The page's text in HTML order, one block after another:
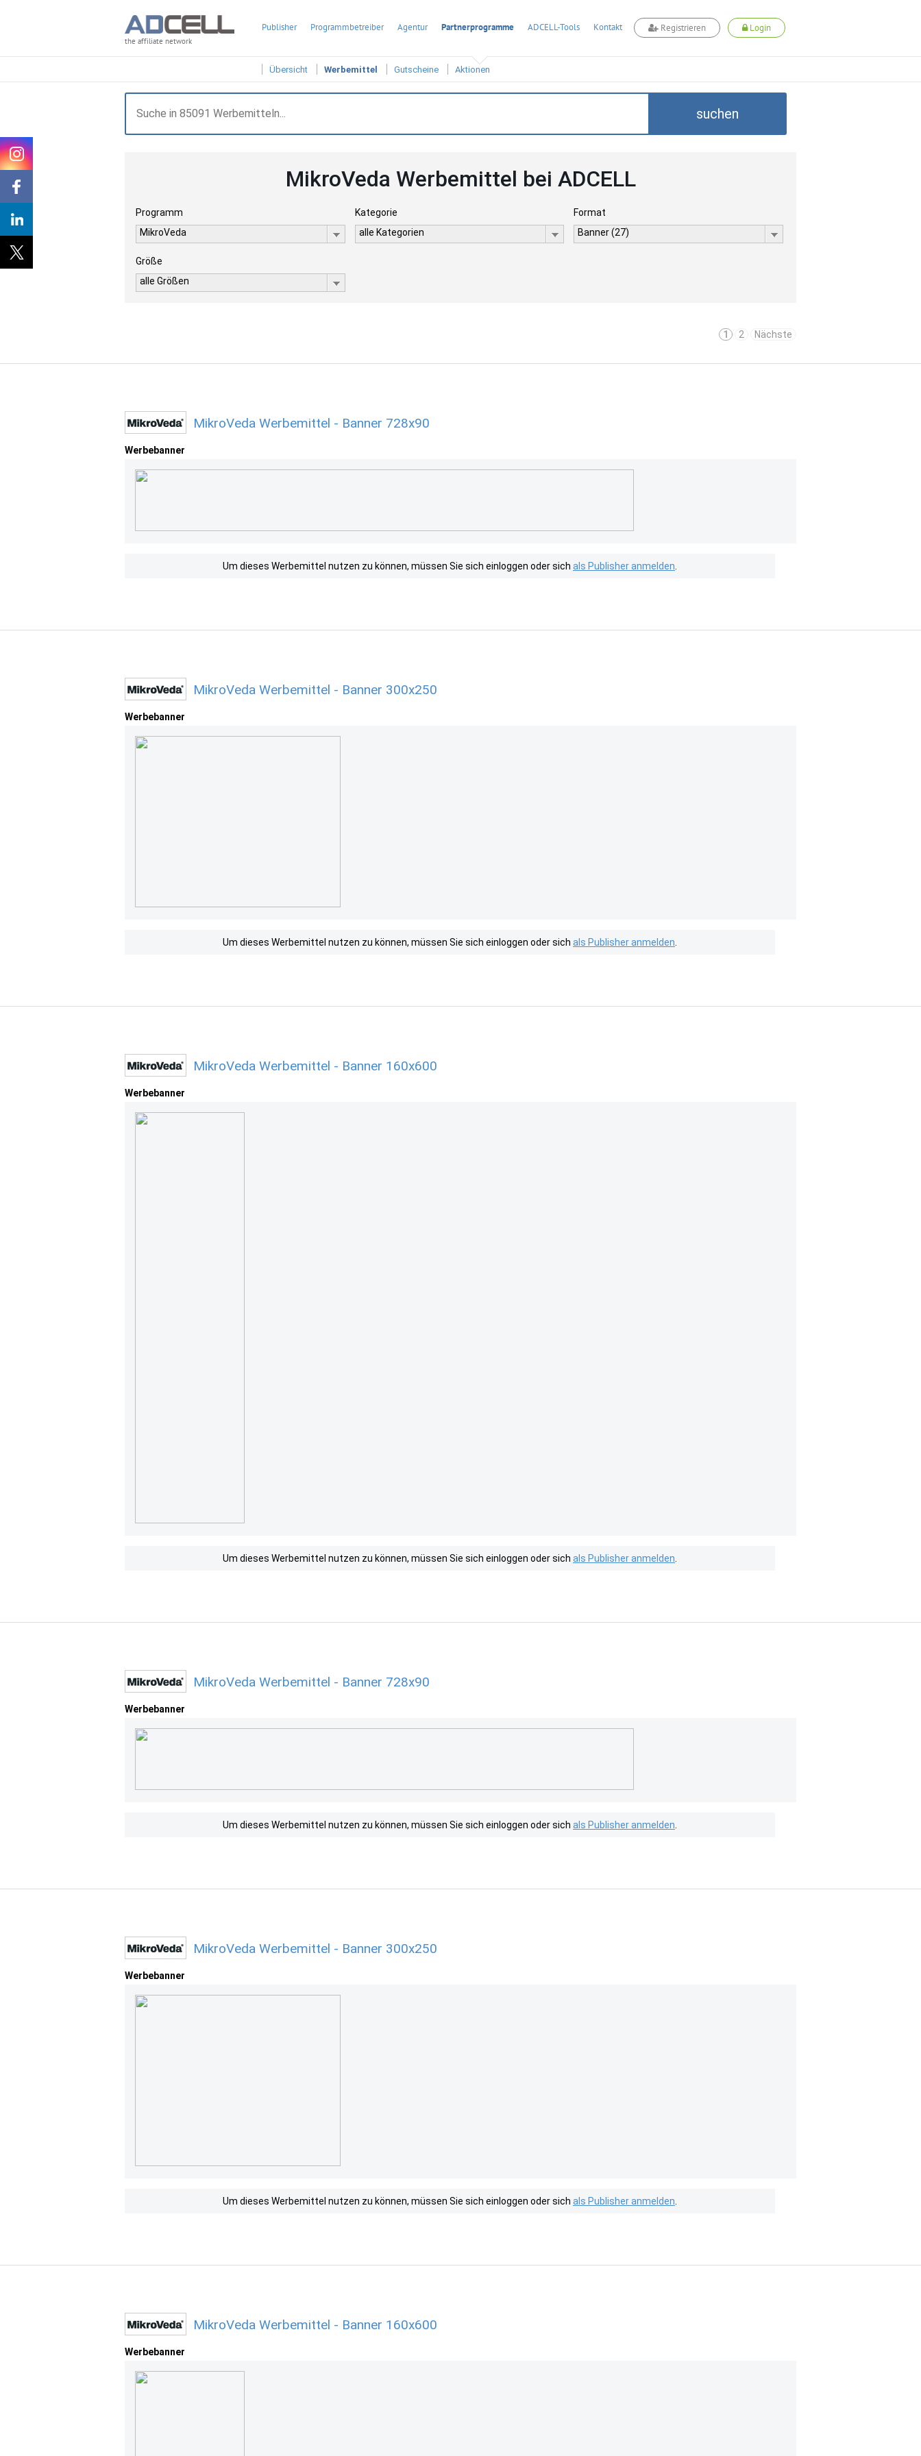
the affiliate network
Publisher Programmbetreiber Agentur Partnerprogramme ADCELL-Tools Kontakt Registrieren Login
Übersicht Werbemittel Gutscheine Aktionen
suchen
MikroVeda Werbemittel bei ADCELL
Programm
MikroVeda
Kategorie
alle Kategorien
Format
Banner (27)
Größe
alle Größen
1 2 Nächste
MikroVeda Werbemittel - Banner 728x90
Werbebanner
Um dieses Werbemittel nutzen zu können, müssen Sie sich einloggen oder sich als Publisher anmelden
MikroVeda Werbemittel - Banner 300x250
Werbebanner
Um dieses Werbemittel nutzen zu können, müssen Sie sich einloggen oder sich als Publisher anmelden
MikroVeda Werbemittel - Banner 160x600
Werbebanner
Um dieses Werbemittel nutzen zu können, müssen Sie sich einloggen oder sich als Publisher anmelden
MikroVeda Werbemittel - Banner 728x90
Werbebanner
Um dieses Werbemittel nutzen zu können, müssen Sie sich einloggen oder sich als Publisher anmelden
MikroVeda Werbemittel - Banner 300x250
Werbebanner
Um dieses Werbemittel nutzen zu können, müssen Sie sich einloggen oder sich als Publisher anmelden
MikroVeda Werbemittel - Banner 160x600
Werbebanner